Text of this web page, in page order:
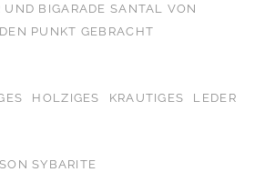
UND BIGARADE SANTAL VON
PUNKT GEBRACHT
HOLZIGES KRAUTIGES LEDER
SYBARITE